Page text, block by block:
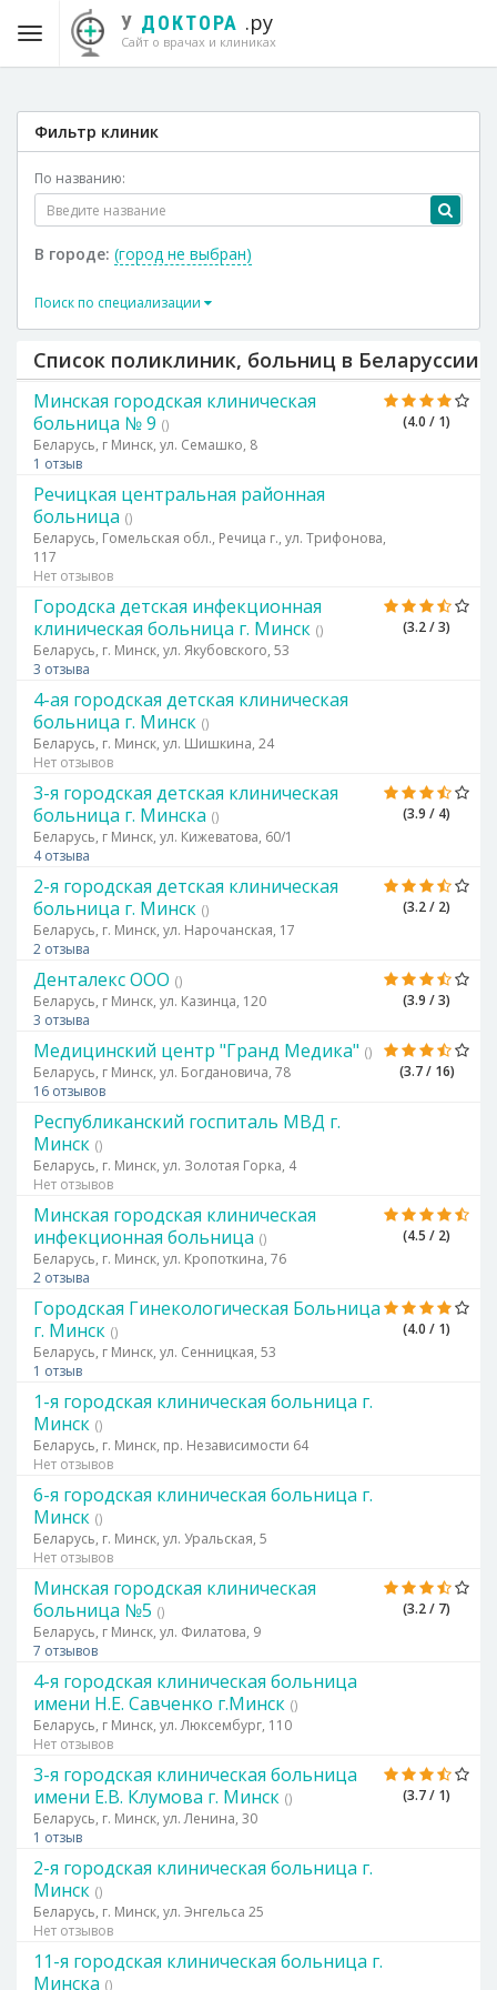
У ДОКТОРА .ру
Сайт о врачах и клиниках
Фильтр клиник
По названию:
В городе: (город не выбран)
Поиск по специализации
Список поликлиник, больниц в Беларуссии
(4.0 / 1)
Минская городская клиническая
больница № 9 ()
Беларусь, г Минск, ул. Семашко, 8
1 отзыв
Речицкая центральная районная
больница ()
Беларусь, Гомельская обл., Речица г., ул. Трифонова,
117
Нет отзывов
(3.2 / 3)
Городска детская инфекционная
клиническая больница г. Минск ()
Беларусь, г. Минск, ул. Якубовского, 53
3 отзыва
4-ая городская детская клиническая
больница г. Минск ()
Беларусь, г. Минск, ул. Шишкина, 24
Нет отзывов
(3.9 / 4)
3-я городская детская клиническая
больница г. Минска ()
Беларусь, г Минск, ул. Кижеватова, 60/1
4 отзыва
(3.2 / 2)
2-я городская детская клиническая
больница г. Минск ()
Беларусь, г. Минск, ул. Нарочанская, 17
2 отзыва
(3.9 / 3)
Денталекс ООО ()
Беларусь, г Минск, ул. Казинца, 120
3 отзыва
(3.7 / 16)
Медицинский центр "Гранд Медика" ()
Беларусь, г Минск, ул. Богдановича, 78
16 отзывов
Республиканский госпиталь МВД г.
Минск ()
Беларусь, г. Минск, ул. Золотая Горка, 4
Нет отзывов
(4.5 / 2)
Минская городская клиническая
инфекционная больница ()
Беларусь, г. Минск, ул. Кропоткина, 76
2 отзыва
(4.0 / 1)
Городская Гинекологическая Больница
г. Минск ()
Беларусь, г Минск, ул. Сенницкая, 53
1 отзыв
1-я городская клиническая больница г.
Минск ()
Беларусь, г. Минск, пр. Независимости 64
Нет отзывов
6-я городская клиническая больница г.
Минск ()
Беларусь, г. Минск, ул. Уральская, 5
Нет отзывов
(3.2 / 7)
Минская городская клиническая
больница №5 ()
Беларусь, г Минск, ул. Филатова, 9
7 отзывов
4-я городская клиническая больница
имени Н.Е. Савченко г.Минск ()
Беларусь, г Минск, ул. Люксембург, 110
Нет отзывов
(3.7 / 1)
3-я городская клиническая больница
имени Е.В. Клумова г. Минск ()
Беларусь, г. Минск, ул. Ленина, 30
1 отзыв
2-я городская клиническая больница г.
Минск ()
Беларусь, г. Минск, ул. Энгельса 25
Нет отзывов
11-я городская клиническая больница г.
Минска ()